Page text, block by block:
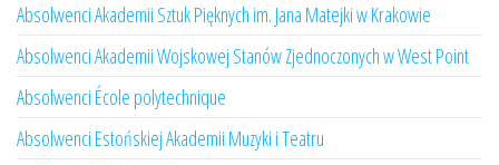
Absolwenci Akademii Sztuk Pięknych im. Jana Matejki w Krakowie
Absolwenci Akademii Wojskowej Stanów Zjednoczonych w West Point
Absolwenci École polytechnique
Absolwenci Estońskiej Akademii Muzyki i Teatru